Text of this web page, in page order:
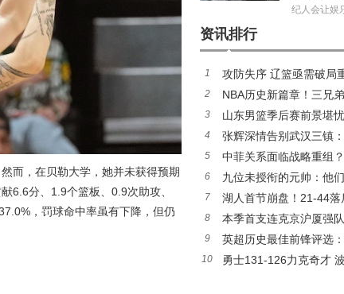
而，在贝勒大学，她并未获得预期
6.6分、1.9个篮板、0.9次助攻、
，罚球命中率虽有下降，但仍
纪人会让娱
资讯排行
1 攻防失序 辽篮亟需破局
2
NBA历史新篇章！三兄
续约风波再起
3
山东男篮季后赛前景堪
最大障碍
4
张辉深情告别武汉三镇
煌旅程
5
中菲关系面临战略重组
作，中方划出明确红线
6 九位未授衔的元帅：他
7
湖人首节崩盘！21-44
詹姆斯集体低迷
8
本季首支连克京沪厦强
起，总决赛指日可待
9
英超历史最佳前锋评选
尼、C罗等巨星入围
10
勇士131-126力克奇才